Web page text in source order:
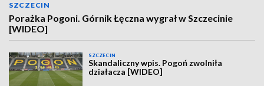
SZCZECIN
Porażka Pogoni. Górnik Łęczna wygrał w Szczecinie
[WIDEO]
SZCZECIN
Skandaliczny wpis. Pogoń zwolniła
działacza [WIDEO]